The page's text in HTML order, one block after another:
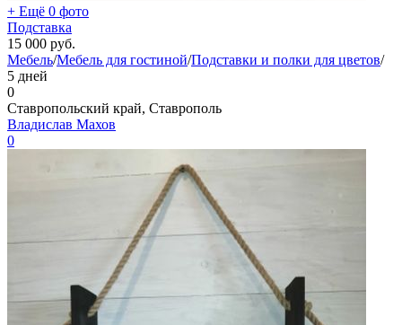
+ Ещё 0 фото
Подставка
15 000 руб.
Мебель/Мебель для гостиной/Подставки и полки для цветов/
5 дней
0
Ставропольский край, Ставрополь
Владислав Махов
0